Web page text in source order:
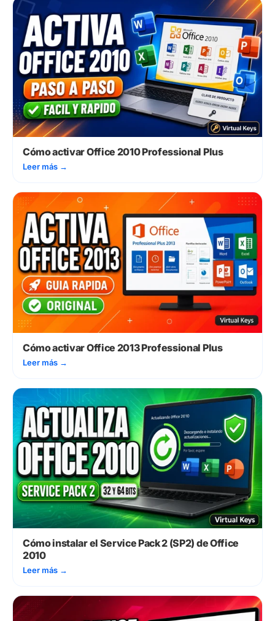
Cómo activar Office 2010 Professional Plus
Leer más →
Cómo activar Office 2013 Professional Plus
Leer más →
Cómo instalar el Service Pack 2 (SP2) de Office
2010
Leer más →